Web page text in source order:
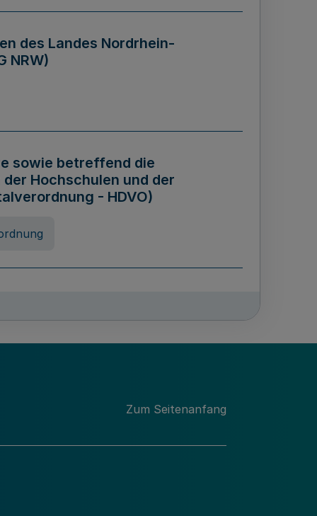
des Landes Nordrhein-
NRW)
sowie betreffend die
Hochschulen und der
- HDVO)
des Landes Nordrhein-
Zum Seitenanfang